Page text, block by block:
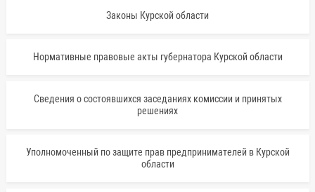
Законы Курской области
Нормативные правовые акты губернатора Курской области
Сведения о состоявшихся заседаниях комиссии и принятых
решениях
Уполномоченный по защите прав предпринимателей в Курской
области